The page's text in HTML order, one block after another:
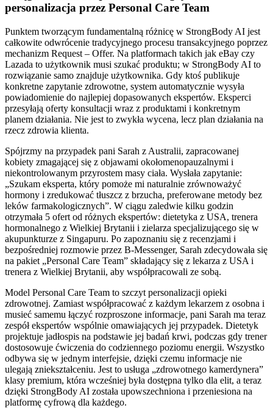
personalizacja przez Personal Care Team
Punktem tworzącym fundamentalną różnicę w StrongBody AI jest
całkowite odwrócenie tradycyjnego procesu transakcyjnego poprzez
mechanizm Request – Offer. Na platformach takich jak eBay czy
Lazada to użytkownik musi szukać produktu; w StrongBody AI to
rozwiązanie samo znajduje użytkownika. Gdy ktoś publikuje
konkretne zapytanie zdrowotne, system automatycznie wysyła
powiadomienie do najlepiej dopasowanych ekspertów. Eksperci
przesyłają oferty konsultacji wraz z produktami i konkretnym
planem działania. Nie jest to zwykła wycena, lecz plan działania na
rzecz zdrowia klienta.
Spójrzmy na przypadek pani Sarah z Australii, zapracowanej
kobiety zmagającej się z objawami okołomenopauzalnymi i
niekontrolowanym przyrostem masy ciała. Wysłała zapytanie:
„Szukam eksperta, który pomoże mi naturalnie zrównoważyć
hormony i zredukować tłuszcz z brzucha, preferowane metody bez
leków farmakologicznych”. W ciągu zaledwie kilku godzin
otrzymała 5 ofert od różnych ekspertów: dietetyka z USA, trenera
hormonalnego z Wielkiej Brytanii i zielarza specjalizującego się w
akupunkturze z Singapuru. Po zapoznaniu się z recenzjami i
bezpośredniej rozmowie przez B-Messenger, Sarah zdecydowała się
na pakiet „Personal Care Team” składający się z lekarza z USA i
trenera z Wielkiej Brytanii, aby współpracowali ze sobą.
Model Personal Care Team to szczyt personalizacji opieki
zdrowotnej. Zamiast współpracować z każdym lekarzem z osobna i
musieć samemu łączyć rozproszone informacje, pani Sarah ma teraz
zespół ekspertów wspólnie omawiających jej przypadek. Dietetyk
projektuje jadłospis na podstawie jej badań krwi, podczas gdy trener
dostosowuje ćwiczenia do codziennego poziomu energii. Wszystko
odbywa się w jednym interfejsie, dzięki czemu informacje nie
ulegają zniekształceniu. Jest to usługa „zdrowotnego kamerdynera”
klasy premium, która wcześniej była dostępna tylko dla elit, a teraz
dzięki StrongBody AI została upowszechniona i przeniesiona na
platformę cyfrową dla każdego.